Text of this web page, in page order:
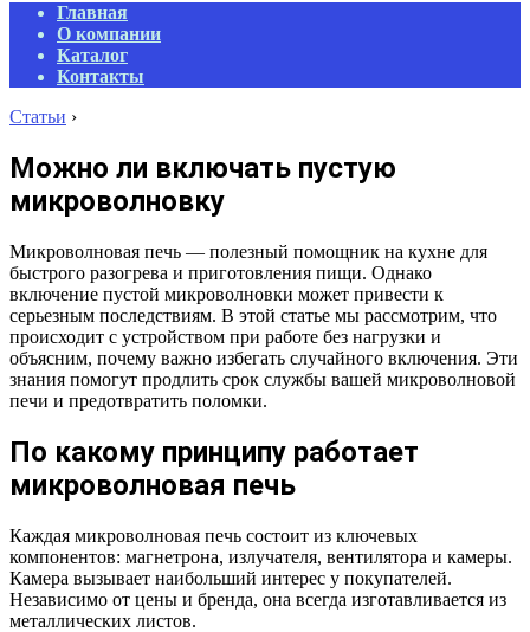
Primary
Navigation
Menu
Главная
О компании
Каталог
Контакты
Статьи ›
Можно ли включать пустую
микроволновку
Микроволновая печь — полезный помощник на кухне для
быстрого разогрева и приготовления пищи. Однако
включение пустой микроволновки может привести к
серьезным последствиям. В этой статье мы рассмотрим, что
происходит с устройством при работе без нагрузки и
объясним, почему важно избегать случайного включения. Эти
знания помогут продлить срок службы вашей микроволновой
печи и предотвратить поломки.
По какому принципу работает
микроволновая печь
Каждая микроволновая печь состоит из ключевых
компонентов: магнетрона, излучателя, вентилятора и камеры.
Камера вызывает наибольший интерес у покупателей.
Независимо от цены и бренда, она всегда изготавливается из
металлических листов.